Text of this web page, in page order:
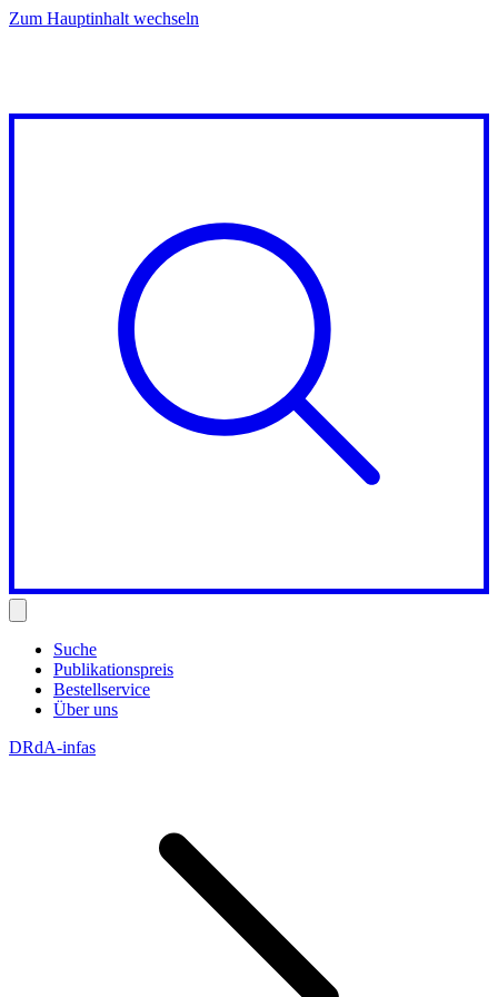
Zum Hauptinhalt wechseln
Suche
Publikationspreis
Bestellservice
Über uns
DRdA-infas